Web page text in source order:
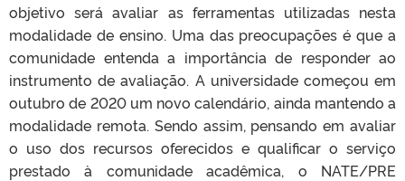
objetivo será avaliar as ferramentas utilizadas nesta
modalidade de ensino. Uma das preocupações é que a
comunidade entenda a importância de responder ao
instrumento de avaliação. A universidade começou em
outubro de 2020 um novo calendário, ainda mantendo a
modalidade remota. Sendo assim, pensando em avaliar
o uso dos recursos oferecidos e qualificar o serviço
prestado à comunidade acadêmica, o NATE/PRE